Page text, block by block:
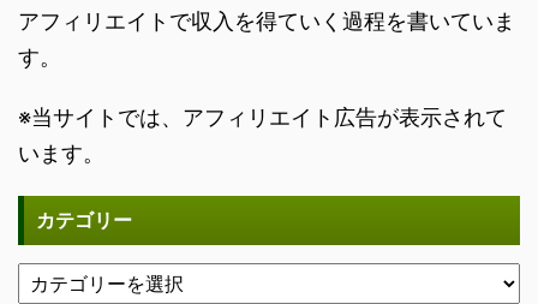
アフィリエイトで収入を得ていく過程を書いていま
す。
※当サイトでは、アフィリエイト広告が表示されて
います。
カテゴリー